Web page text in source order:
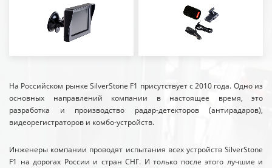
На Российском рынке SilverStone F1 присутствует с 2010 года. Одно из
основных направлений компании в настоящее время, это
разработка и производство радар-детекторов (антирадаров),
видеорегистраторов и комбо-устройств.
Инженеры компании проводят испытания всех устройств SilverStone
F1 на дорогах России и стран СНГ. И только после этого лучшие и